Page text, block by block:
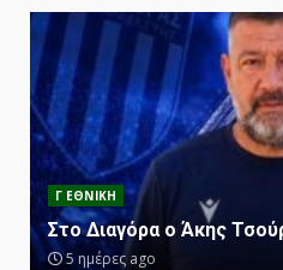
Γ ΕΘΝΙΚΗ
Στο Διαγόρα ο Άκης
5 ημέρες ago